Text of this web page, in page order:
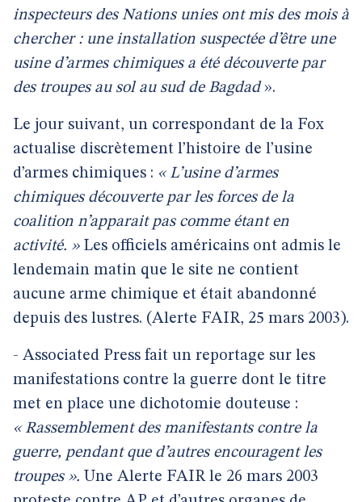
inspecteurs des Nations unies ont mis des mois à
chercher : une installation suspectée d’être une
usine d’armes chimiques a été découverte par
des troupes au sol au sud de Bagdad».
Le jour suivant, un correspondant de la Fox
actualise discrètement l’histoire de l’usine
d’armes chimiques : « L’usine d’armes
chimiques découverte par les forces de la
coalition n’apparait pas comme étant en
activité. »Les officiels américains ont admis le
lendemain matin que le site ne contient
aucune arme chimique et était abandonné
depuis des lustres. (Alerte FAIR, 25 mars 2003).
- Associated Press fait un reportage sur les
manifestations contre la guerre dont le titre
met en place une dichotomie douteuse :
« Rassemblement des manifestants contre la
guerre, pendant que d’autres encouragent les
troupes ». Une Alerte FAIR le 26 mars 2003